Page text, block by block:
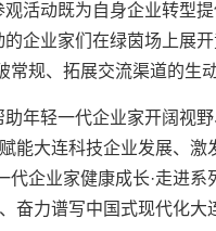
活动既为自身企业转型
企业家们在绿茵场上展
规、拓展交流渠道的生动
年轻一代企业家开阔视
能大连科技企业发展、激
企业家健康成长·走进系
奋力谱写中国式现代化大